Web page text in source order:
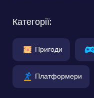
Категорії:
Пригоди
Платформери